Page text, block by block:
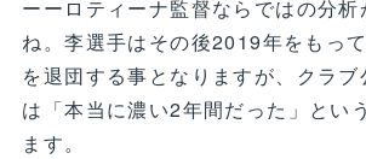
ーーロティーナ監督ならではの分析
ね。李選手はその後2019年をもっ
を退団する事となりますが、クラ
は「本当に濃い2年間だった」とい
ます。